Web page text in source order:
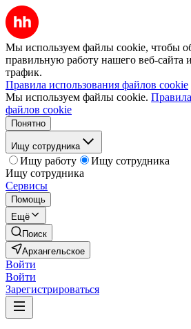
Мы используем файлы cookie, чтобы
правильную работу нашего веб-сайта
трафик.
Правила использования файлов cookie
Мы используем файлы cookie.
файлов cookie
Понятно
Ищу сотрудника
Ищу работу
Ищу сотрудника
Ищу сотрудника
Сервисы
Помощь
Ещё
Поиск
Архангельское
Войти
Войти
Зарегистрироваться